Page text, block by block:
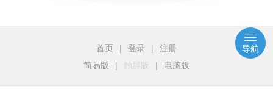
首页 | 登录 |
注册
简易版
| 触屏版 | 电脑版
导航